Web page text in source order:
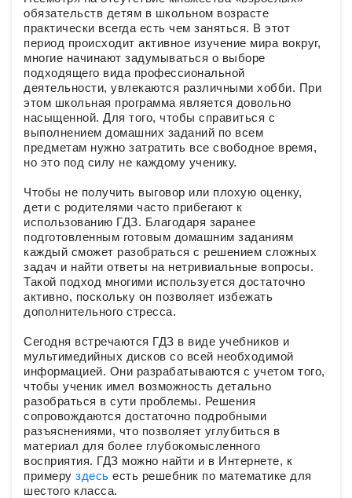
обязательств детям в школьном возрасте
практически всегда есть чем заняться. В этот
период происходит активное изучение мира вокруг,
многие начинают задумываться о выборе
подходящего вида профессиональной
деятельности, увлекаются различными хобби. При
этом школьная программа является довольно
насыщенной. Для того, чтобы справиться с
выполнением домашних заданий по всем
предметам нужно затратить все свободное время,
но это под силу не каждому ученику.
Чтобы не получить выговор или плохую оценку,
дети с родителями часто прибегают к
использованию ГДЗ. Благодаря заранее
подготовленным готовым домашним заданиям
каждый сможет разобраться с решением сложных
задач и найти ответы на нетривиальные вопросы.
Такой подход многими используется достаточно
активно, поскольку он позволяет избежать
дополнительного стресса.
Сегодня встречаются ГДЗ в виде учебников и
мультимедийных дисков со всей необходимой
информацией. Они разрабатываются с учетом того,
чтобы ученик имел возможность детально
разобраться в сути проблемы. Решения
сопровождаются достаточно подробными
разъяснениями, что позволяет углубиться в
материал для более глубокомысленного
восприятия. ГДЗ можно найти и в Интернете, к
примеру здесь есть решебник по математике для
шестого класса.